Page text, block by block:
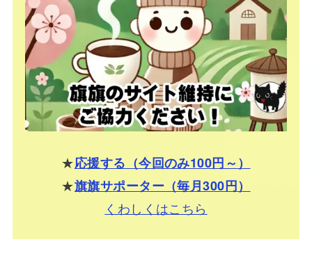
★応援する（今回のみ100円～）
★旗旗サポーター（毎月300円）
くわしくはこちら